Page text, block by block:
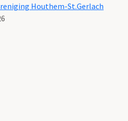
Houthem-St.Gerlach